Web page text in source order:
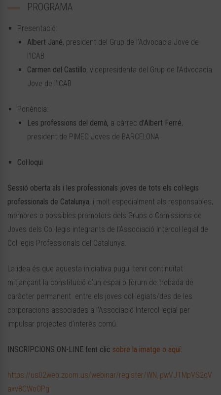
PROGRAMA
Presentació:
Albert Jané, president del Grup de l’Advocacia Jove de
l’ICAB
Carmen del Castillo, vicepresidenta del Grup de l’Advocacia
Jove de l’ICAB
Ponència:
Les professions del demà, a càrrec d’Albert Ferré,
president de PIMEC Joves de BARCELONA
Col·loqui
Sessió oberta als i les professionals joves de tots els col·legis
professionals de Catalunya, i molt especialment als responsables,
membres o possibles promotors dels Grups o Comissions de
Joves dels Col·legis integrants de l’Associació Intercol·legial de
Col·legis Professionals del Catalunya.
La idea és que aquesta iniciativa pugui tenir continuïtat
mitjançant la constitució d’un espai o fòrum de trobada de
caràcter permanent entre els joves col·legiats/des de les
corporacions associades a l’Associació Intercol·legial per
impulsar projectes d’interès comú.
INSCRIPCIONS ON-LINE fent clic sobre la imatge o aquí:
https://us02web.zoom.us/webinar/register/WN_pwVJTMpVS2qV
axv8CWoOPg